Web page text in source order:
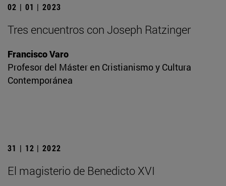
02 | 01 | 2023
Tres encuentros con Joseph Ratzinger
Francisco Varo
Profesor del Máster en Cristianismo y Cultura
Contemporánea
31 | 12 | 2022
El magisterio de Benedicto XVI